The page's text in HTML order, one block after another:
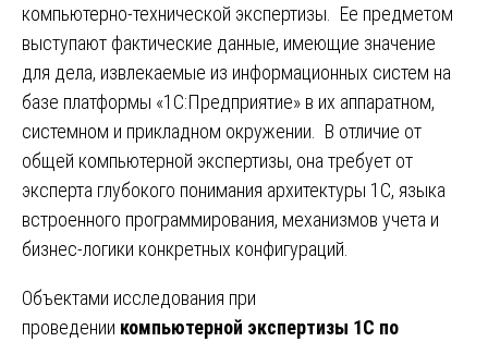
компьютерно-технической экспертизы. Ее предметом
выступают фактические данные, имеющие значение
для дела, извлекаемые из информационных систем на
базе платформы «1С:Предприятие» в их аппаратном,
системном и прикладном окружении. В отличие от
общей компьютерной экспертизы, она требует от
эксперта глубокого понимания архитектуры 1С, языка
встроенного программирования, механизмов учета и
бизнес-логики конкретных конфигураций.
Объектами исследования при
проведении компьютерной экспертизы 1С по